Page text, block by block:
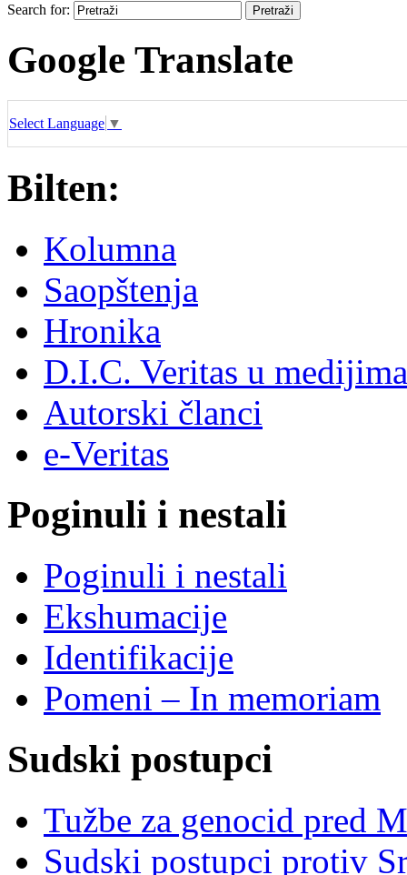
Search for:
Google Translate
Select Language ▼
Bilten:
Kolumna
Saopštenja
Hronika
D.I.C. Veritas u medijima
Autorski članci
e-Veritas
Poginuli i nestali
Poginuli i nestali
Ekshumacije
Identifikacije
Pomeni – In memoriam
Sudski postupci
Tužbe za genocid pred
Sudski postupci protiv